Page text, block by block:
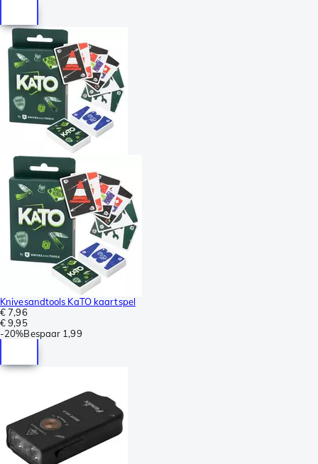
Knivesandtools KaTO kaartspel
€ 7,96
€ 9,95
-20%Bespaar 1,99